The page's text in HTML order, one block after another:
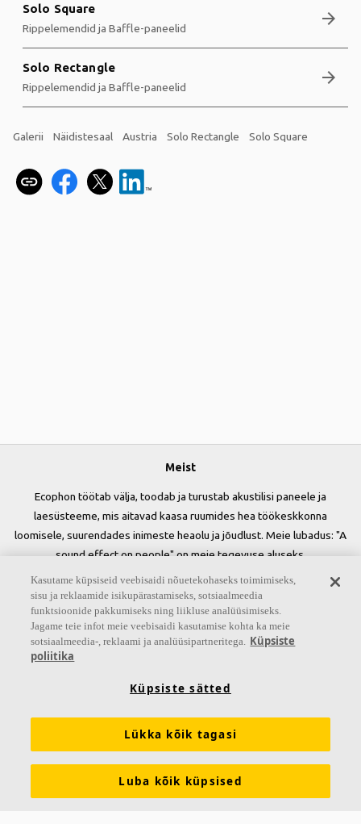
Solo Square
Rippelemendid ja Baffle-paneelid arrow_forward
Solo Rectangle
Rippelemendid ja Baffle-paneelid arrow_forward
Galerii Näidistesaal Austria Solo Rectangle Solo Square
Meist
Ecophon töötab välja, toodab ja turustab akustilisi paneele ja
laesüsteeme, mis aitavad kaasa ruumides hea töökeskkonna
loomisele, suurendades inimeste heaolu ja jõudlust. Meie lubadus: "A
sound effect on people" on meie tegevuse aluseks.
Jälgi meid
Teadmised akustikast Tooted
Värvid ja pinnad Tööriistad ja teenused
Toimivusdeklaratsioonid Ecophonist
Kasutame küpsiseid veebisaidi nõuetekohaseks toimimiseks,
sisu ja reklaamide isikupärastamiseks, sotsiaalmeedia
funktsioonide pakkumiseks ning liikluse analüüsimiseks.
Jagame teie infot meie veebisaidi kasutamise kohta ka meie
sotsiaalmeedia-, reklaami ja analüüsipartneritega. Küpsiste
poliitika
Küpsiste sätted
Lükka kõik tagasi
Luba kõik küpsised